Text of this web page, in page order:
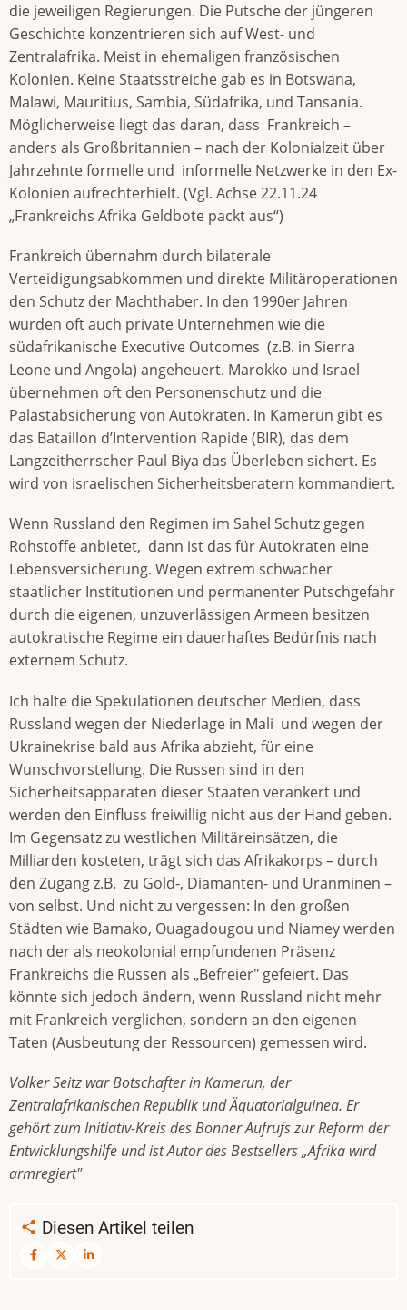
die jeweiligen Regierungen. Die Putsche der jüngeren
Geschichte konzentrieren sich auf West- und
Zentralafrika. Meist in ehemaligen französischen
Kolonien. Keine Staatsstreiche gab es in Botswana,
Malawi, Mauritius, Sambia, Südafrika, und Tansania.
Möglicherweise liegt das daran, dass Frankreich –
anders als Großbritannien – nach der Kolonialzeit über
Jahrzehnte formelle und informelle Netzwerke in den Ex-
Kolonien aufrechterhielt. (Vgl. Achse 22.11.24
„Frankreichs Afrika Geldbote packt aus“)
Frankreich übernahm durch bilaterale
Verteidigungsabkommen und direkte Militäroperationen
den Schutz der Machthaber. In den 1990er Jahren
wurden oft auch private Unternehmen wie die
südafrikanische Executive Outcomes (z.B. in Sierra
Leone und Angola) angeheuert. Marokko und Israel
übernehmen oft den Personenschutz und die
Palastabsicherung von Autokraten. In Kamerun gibt es
das Bataillon d’Intervention Rapide (BIR), das dem
Langzeitherrscher Paul Biya das Überleben sichert. Es
wird von israelischen Sicherheitsberatern kommandiert.
Wenn Russland den Regimen im Sahel Schutz gegen
Rohstoffe anbietet, dann ist das für Autokraten eine
Lebensversicherung. Wegen extrem schwacher
staatlicher Institutionen und permanenter Putschgefahr
durch die eigenen, unzuverlässigen Armeen besitzen
autokratische Regime ein dauerhaftes Bedürfnis nach
externem Schutz.
Ich halte die Spekulationen deutscher Medien, dass
Russland wegen der Niederlage in Mali und wegen der
Ukrainekrise bald aus Afrika abzieht, für eine
Wunschvorstellung. Die Russen sind in den
Sicherheitsapparaten dieser Staaten verankert und
werden den Einfluss freiwillig nicht aus der Hand geben.
Im Gegensatz zu westlichen Militäreinsätzen, die
Milliarden kosteten, trägt sich das Afrikakorps – durch
den Zugang z.B. zu Gold-, Diamanten- und Uranminen –
von selbst. Und nicht zu vergessen: In den großen
Städten wie Bamako, Ouagadougou und Niamey werden
nach der als neokolonial empfundenen Präsenz
Frankreichs die Russen als „Befreier" gefeiert. Das
könnte sich jedoch ändern, wenn Russland nicht mehr
mit Frankreich verglichen, sondern an den eigenen
Taten (Ausbeutung der Ressourcen) gemessen wird.
Volker Seitz war Botschafter in Kamerun, der
Zentralafrikanischen Republik und Äquatorialguinea. Er
gehört zum Initiativ-Kreis des Bonner Aufrufs zur Reform der
Entwicklungshilfe und ist Autor des Bestsellers „Afrika wird
armregiert"
Diesen Artikel teilen